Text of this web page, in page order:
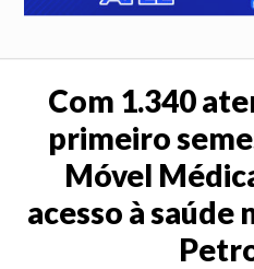
Com 1.340
primeiro
Móvel
acesso à saúde